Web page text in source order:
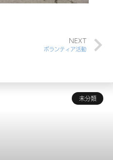
NEXT
ボランティア活動
未分類